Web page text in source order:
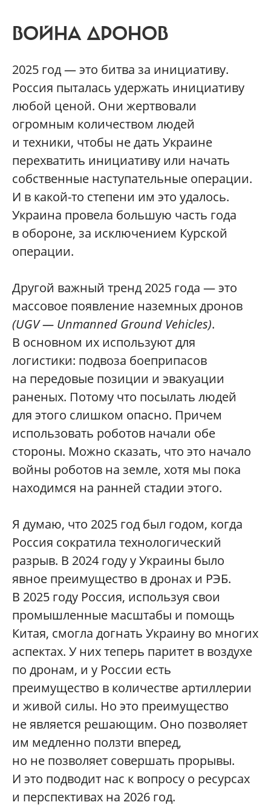
ВОЙНА ДРОНОВ
2025 год — это битва за инициативу.
Россия пыталась удержать инициативу
любой ценой. Они жертвовали
огромным количеством людей
и техники, чтобы не дать Украине
перехватить инициативу или начать
собственные наступательные операции.
И в какой-то степени им это удалось.
Украина провела большую часть года
в обороне, за исключением Курской
операции.
Другой важный тренд 2025 года — это
массовое появление наземных дронов
(UGV — Unmanned Ground Vehicles).
В основном их используют для
логистики: подвоза боеприпасов
на передовые позиции и эвакуации
раненых. Потому что посылать людей
для этого слишком опасно. Причем
использовать роботов начали обе
стороны. Можно сказать, что это начало
войны роботов на земле, хотя мы пока
находимся на ранней стадии этого.
Я думаю, что 2025 год был годом, когда
Россия сократила технологический
разрыв. В 2024 году у Украины было
явное преимущество в дронах и РЭБ.
В 2025 году Россия, используя свои
промышленные масштабы и помощь
Китая, смогла догнать Украину во многих
аспектах. У них теперь паритет в воздухе
по дронам, и у России есть
преимущество в количестве артиллерии
и живой силы. Но это преимущество
не является решающим. Оно позволяет
им медленно ползти вперед,
но не позволяет совершать прорывы.
И это подводит нас к вопросу о ресурсах
и перспективах на 2026 год.